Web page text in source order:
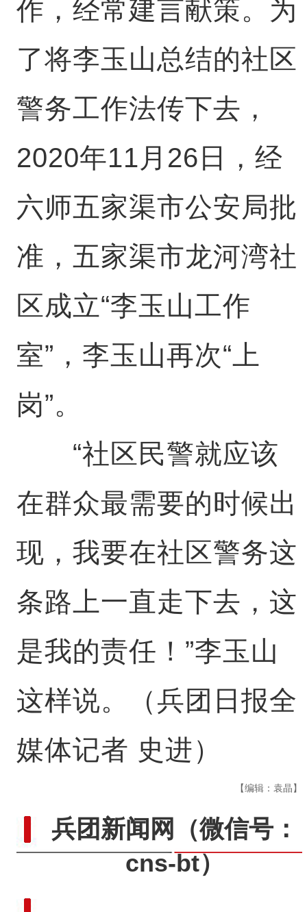
作，经常建言献策。为
了将李玉山总结的社区
警务工作法传下去，
2020年11月26日，经
六师五家渠市公安局批
准，五家渠市龙河湾社
区成立“李玉山工作
室”，李玉山再次“上
岗”。
“社区民警就应该
在群众最需要的时候出
现，我要在社区警务这
条路上一直走下去，这
是我的责任！”李玉山
这样说。（兵团日报全
媒体记者 史进）
【编辑：袁晶】
兵团新闻网
（微信号：
cns-bt）